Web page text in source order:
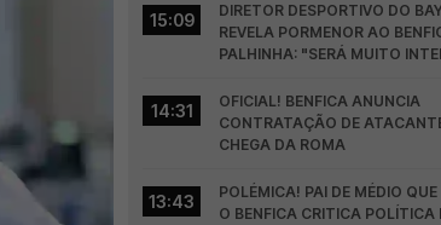
15:09
DIRETOR DESPORTIVO DO
REVELA PORMENOR AO
PALHINHA: "SERÁ MUITO
14:31
OFICIAL! BENFICA ANUNCIA
CONTRATAÇÃO DE
CHEGA DA ROMA
13:43
POLÉMICA! PAI DE MÉDIO QUE
O BENFICA CRITICA POLÍTICA